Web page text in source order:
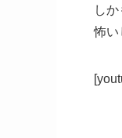
し
怖い